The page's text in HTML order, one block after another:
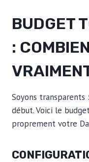
BUDGET
:
Soyons
début. Voici le
proprement votre